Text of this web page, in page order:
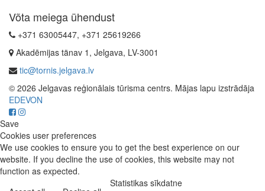
Võta meiega ühendust
+371 63005447, +371 25619266
Akadēmijas tänav 1, Jelgava, LV-3001
tic@tornis.jelgava.lv
© 2026 Jelgavas reģionālais tūrisma centrs. Mājas lapu izstrādāja
EDEVON
Save
Cookies user preferences
We use cookies to ensure you to get the best experience on our
website. If you decline the use of cookies, this website may not
function as expected.
Statistikas sīkdatne